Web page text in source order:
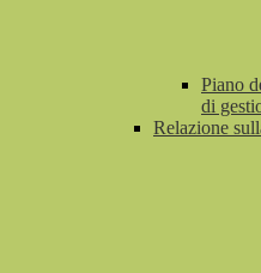
Piano
di
Relazione